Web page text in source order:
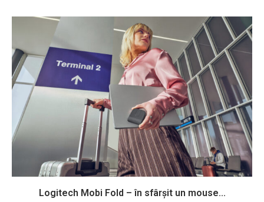
Logitech Mobi Fold – în sfârșit un mouse...